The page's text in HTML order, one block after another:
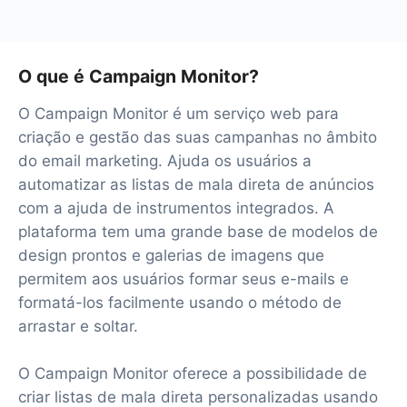
O que é Campaign Monitor?
O Campaign Monitor é um serviço web para
criação e gestão das suas campanhas no âmbito
do email marketing. Ajuda os usuários a
automatizar as listas de mala direta de anúncios
com a ajuda de instrumentos integrados. A
plataforma tem uma grande base de modelos de
design prontos e galerias de imagens que
permitem aos usuários formar seus e-mails e
formatá-los facilmente usando o método de
arrastar e soltar.
O Campaign Monitor oferece a possibilidade de
criar listas de mala direta personalizadas usando